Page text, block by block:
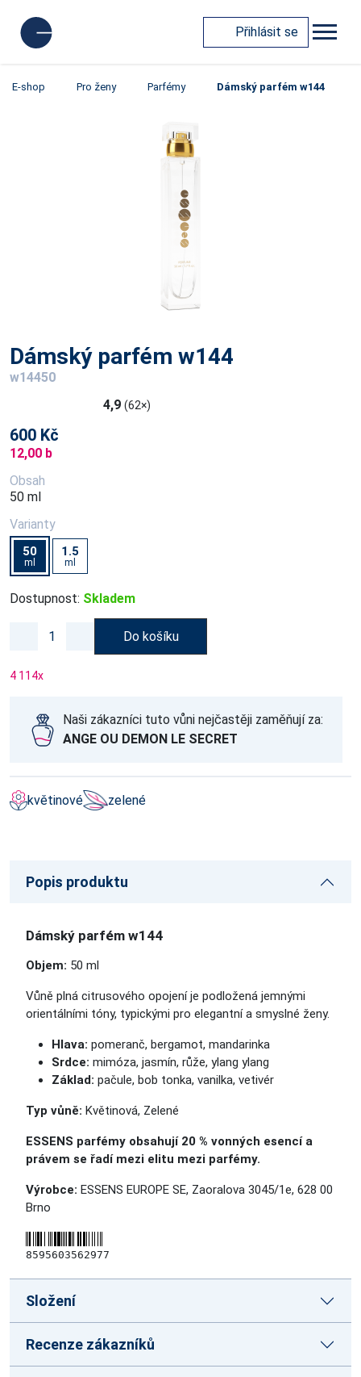
Přihlásit se
E-shop Pro ženy Parfémy Dámský parfém w144
Dámský parfém w144
w14450
4,9 (62×)
600 Kč
12,00 b
Obsah
50 ml
Varianty
50
ml
1.5
ml
Dostupnost: Skladem
Do košíku
4 114x
Naši zákazníci tuto vůni nejčastěji zaměňují za:
ANGE OU DEMON LE SECRET
květinové zelené
Popis produktu
Dámský parfém w144
Objem: 50 ml
Vůně plná citrusového opojení je podložená jemnými
orientálními tóny, typickými pro elegantní a smyslné ženy.
Hlava: pomeranč, bergamot, mandarinka
Srdce: mimóza, jasmín, růže, ylang ylang
Základ: pačule, bob tonka, vanilka, vetivér
Typ vůně: Květinová, Zelené
ESSENS parfémy obsahují 20 % vonných esencí a
právem se řadí mezi elitu mezi parfémy.
Výrobce: ESSENS EUROPE SE, Zaoralova 3045/1e, 628 00
Brno
8595603562977
Složení
Recenze zákazníků